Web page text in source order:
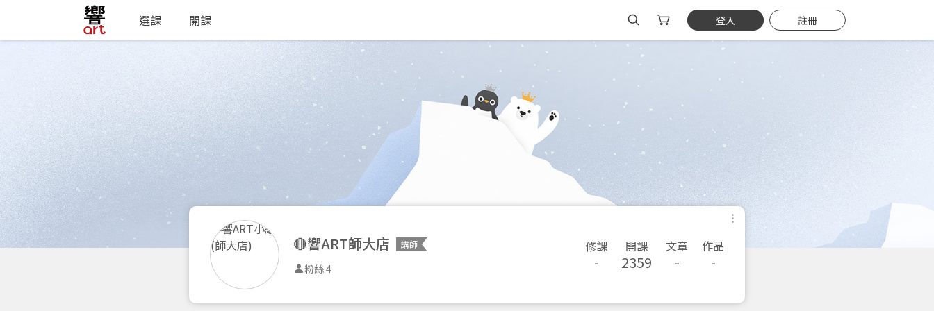
選課 開課 登入 註冊
🔴響ART師大店 講師
粉絲 4
修課
-
開課
2359
文章
-
作品
-